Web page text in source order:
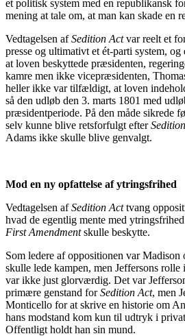
et politisk system med en republikansk
mening at tale om, at man kan skade en
Vedtagelsen afSedition Actvar reelt et
presse og ultimativt et ét-parti system,
at loven beskyttede præsidenten,
kamre men ikke vicepræsidenten,
heller ikke var tilfældigt, at loven
så den udløb den 3. marts 1801 med
præsidentperiode. På den måde sikrede
selv kunne blive retsforfulgt efter
Adams ikke skulle blive genvalgt.
Mod en ny opfattelse af ytringsfrihed
Vedtagelsen afSedition Acttvang
hvad de egentlig mente med
First Amendmentskulle beskytte.
Som ledere af oppositionen var Madison
skulle lede kampen, men Jeffersons rolle i
var ikke just glorværdig. Det var
primære genstand forSedition Act, men
Monticello for at skrive en historie om
hans modstand kom kun til udtryk i
Offentligt holdt han sin mund.